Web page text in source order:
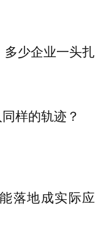
少企业一头扎
样的轨迹？
落地成实际应